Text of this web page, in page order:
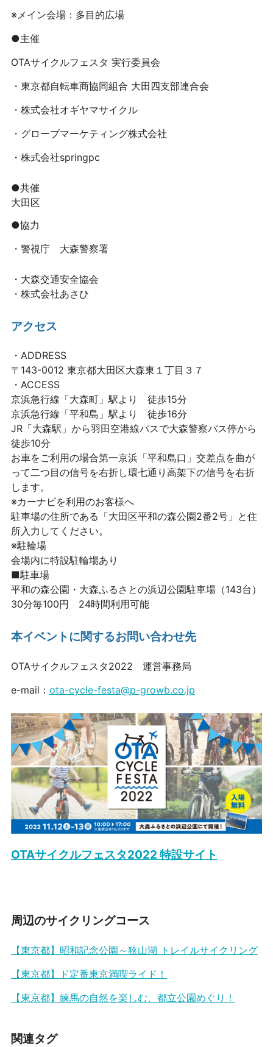
※メイン会場：多目的広場
●主催
OTAサイクルフェスタ 実行委員会
・東京都自転車商協同組合 大田四支部連合会
・株式会社オギヤマサイクル
・グローブマーケティング株式会社
・株式会社springpc
●共催
大田区
●協力
・警視庁 大森警察署
・大森交通安全協会
・株式会社あさひ
アクセス
・ADDRESS
〒143-0012 東京都大田区大森東１丁目３７
・ACCESS
京浜急行線「大森町」駅より 徒歩15分
京浜急行線「平和島」駅より 徒歩16分
JR「大森駅」から羽田空港線バスで大森警察バス停から
徒歩10分
お車をご利用の場合第一京浜「平和島口」交差点を曲が
って二つ目の信号を右折し環七通り高架下の信号を右折
します。
※カーナビを利用のお客様へ
駐車場の住所である「大田区平和の森公園2番2号」と住
所入力してください。
※駐輪場
会場内に特設駐輪場あり
■駐車場
平和の森公園・大森ふるさとの浜辺公園駐車場（143台）
30分毎100円 24時間利用可能
本イベントに関するお問い合わせ先
OTAサイクルフェスタ2022 運営事務局
e-mail： ota-cycle-festa@p-growb.co.jp
OTAサイクルフェスタ2022 特設サイト
周辺のサイクリングコース
【東京都】昭和記念公園～狭山湖 トレイルサイクリング
【東京都】ド定番東京満喫ライド！
【東京都】練馬の自然を楽しむ、都立公園めぐり！
関連タグ